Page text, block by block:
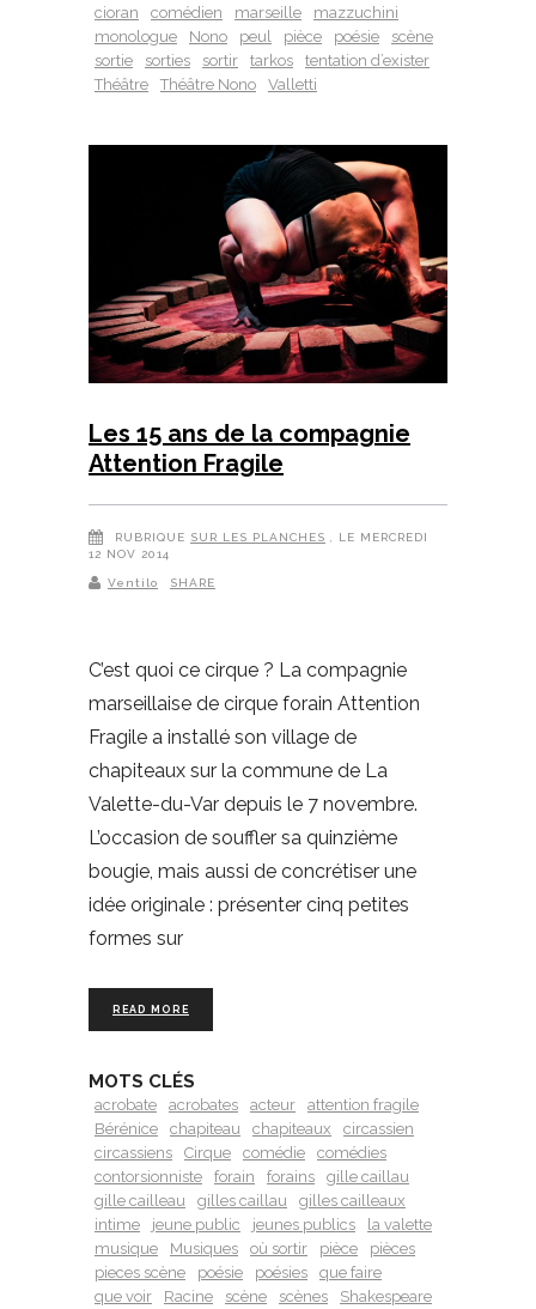
cioran
comédien marseille
mazzuchini
monologue
Nono peul pièce poésie
scène
sortie
sorties sortir tarkos
tentation d’exister
Théâtre
Théâtre Nono Valletti
Les 15 ans de la compagnie
Attention Fragile
RUBRIQUE SUR LES PLANCHES
, LE MERCREDI
12 NOV 2014
Ventilo SHARE
C’est quoi ce cirque ? La compagnie
marseillaise de cirque forain Attention
Fragile a installé son village de
chapiteaux sur la commune de La
Valette-du-Var depuis le 7 novembre.
L’occasion de souffler sa quinzième
bougie, mais aussi de concrétiser une
idée originale : présenter cinq petites
formes sur
READ MORE
MOTS CLÉS
acrobate acrobates acteur
attention fragile
Bérénice
chapiteau chapiteaux
circassien
circassiens
Cirque comédie
comédies
contorsionniste
forain forains
gille caillau
gille cailleau
gilles caillau
gilles cailleaux
intime
jeune public jeunes publics
la valette
musique
Musiques où sortir pièce
pièces
pieces scène
poésie poésies
que faire
que voir
Racine scène scènes
Shakespeare